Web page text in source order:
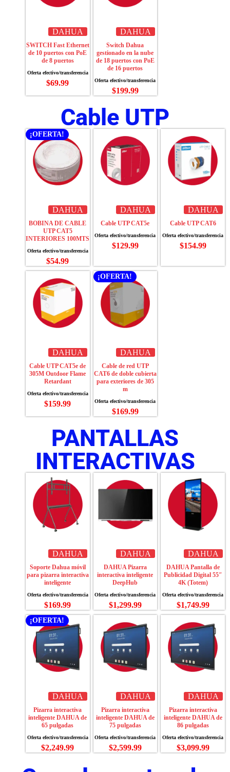
DAHUA
SWITCH Fast Ethernet
de 10 puertos con PoE
de 8 puertos
$69.99
DAHUA
Switch Dahua
gestionado en la nube
de 18 puertos con PoE
de 16 puertos
$199.99
Cable UTP
¡OFERTA!
DAHUA
BOBINA DE CABLE
UTP CAT5
INTERIORES 100MTS
$54.99
DAHUA
Cable UTP CAT5e
$129.99
DAHUA
Cable UTP CAT6
$154.99
DAHUA
Cable UTP CAT5e de
305M Outdoor Flame
Retardant
$159.99
¡OFERTA!
DAHUA
Cable de red UTP
CAT6 de doble cubierta
para exteriores de 305
m
$169.99
PANTALLAS
INTERACTIVAS
DAHUA
Soporte Dahua móvil
para pizarra interactiva
inteligente
$169.99
DAHUA
DAHUA Pizarra
interactiva inteligente
DeepHub
$1,299.99
DAHUA
DAHUA Pantalla de
Publicidad Digital 55″
4K (Totem)
$1,749.99
¡OFERTA!
DAHUA
Pizarra interactiva
inteligente DAHUA de
65 pulgadas
$2,249.99
DAHUA
Pizarra interactiva
inteligente DAHUA de
75 pulgadas
$2,599.99
DAHUA
Pizarra interactiva
inteligente DAHUA de
86 pulgadas
$3,099.99